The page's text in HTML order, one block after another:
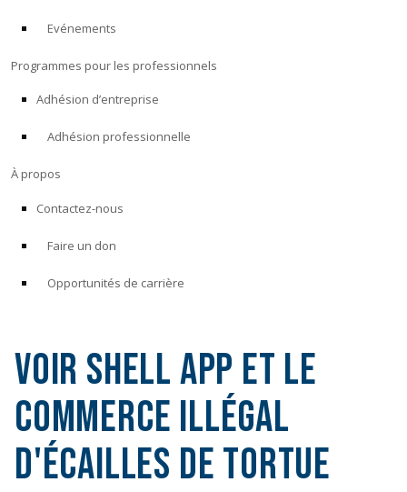
Evénements
Programmes pour les professionnels
Adhésion d’entreprise
Adhésion professionnelle
À propos
Contactez-nous
Faire un don
Opportunités de carrière
Voir Shell App et le
commerce illégal
d'écailles de tortue